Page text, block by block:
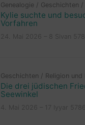
Genealogie / Geschichten /
Kylie suchte und
Vorfahren
Geschichten / Religion und
Die drei jüdischen
Seewinkel